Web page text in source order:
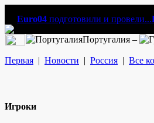
Euro04 подготовили и провели...
Португалия –
Первая | Новости | Россия | Все
Игроки